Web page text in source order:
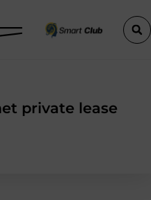
private lease